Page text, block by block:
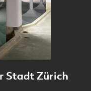
Stadt Zürich